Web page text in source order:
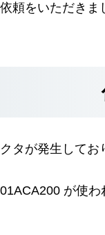
頼をいただきま
タが発生して
が使